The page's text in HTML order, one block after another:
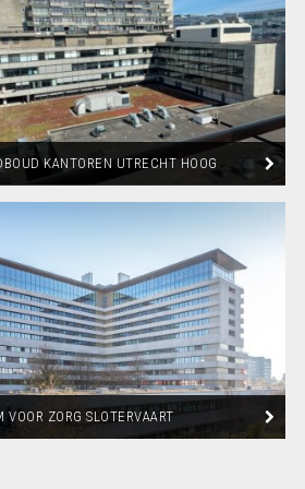
KANTOREN UTRECHT HOOG
VOOR ZORG SLOTERVAART